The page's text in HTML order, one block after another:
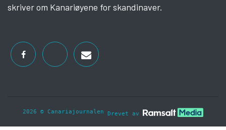
skriver om Kanariøyene for skandinaver.
2026 © Canariajournalen Drevet av